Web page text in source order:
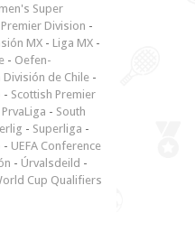
Super
Division -
MX - Liga MX -
- Oefen-
División de Chile -
- Scottish Premier
- South
- Superliga -
- UEFA Conference
- Úrvalsdeild -
Cup Qualifiers